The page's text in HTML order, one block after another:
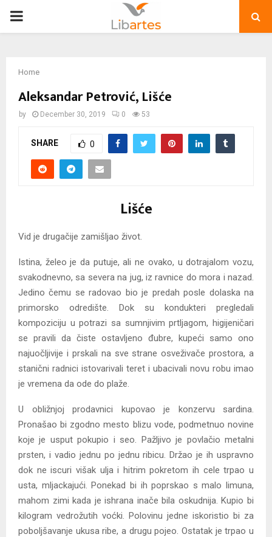
PRIMARY
Home
Aleksandar Petrović, Lišće
by December 30, 2019 0 53
SHARE 0
Lišće
Vid je drugačije zamišljao život.
Istina, želeo je da putuje, ali ne ovako, u dotrajalom vozu,
svakodnevno, sa severa na jug, iz ravnice do mora i nazad.
Jedino čemu se radovao bio je predah posle dolaska na
primorsko odredište. Dok su kondukteri pregledali
kompoziciju u potrazi sa sumnjivim prtljagom, higijeničari
se pravili da čiste ostavljeno đubre, kupeći samo ono
najuočljivije i prskali na sve strane osveživače prostora, a
stanični radnici istovarivali teret i ubacivali novu robu imao
je vremena da ode do plaže.
U obližnjoj prodavnici kupovao je konzervu sardina.
Pronašao bi zgodno mesto blizu vode, podmetnuo novine
koje je usput pokupio i seo. Pažljivo je povlačio metalni
prsten, i vadio jednu po jednu ribicu. Držao je ih uspravno
dok ne iscuri višak ulja i hitrim pokretom ih cele trpao u
usta, mljackajući. Ponekad bi ih poprskao s malo limuna,
mahom zimi kada je ishrana inače bila oskudnija. Kupio bi
kilogram vedrožutih voćki. Polovinu jedne iskoristio bi za
poboljšavanje ukusa ribe, a drugu pojeo. Ostatak je trpao u